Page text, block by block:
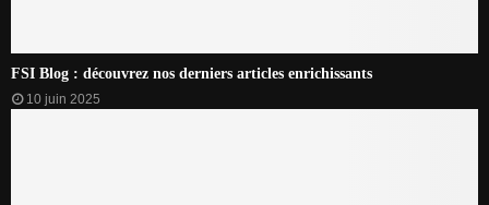
FSI Blog : découvrez nos derniers articles enrichissants
10 juin 2025